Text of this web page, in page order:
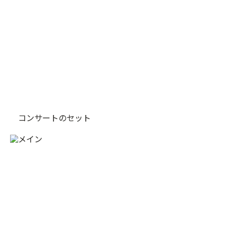
コンサートのセット